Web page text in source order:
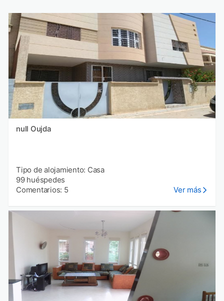
null Oujda
Tipo de alojamiento: Casa
99 huéspedes
Comentarios: 5
Ver más